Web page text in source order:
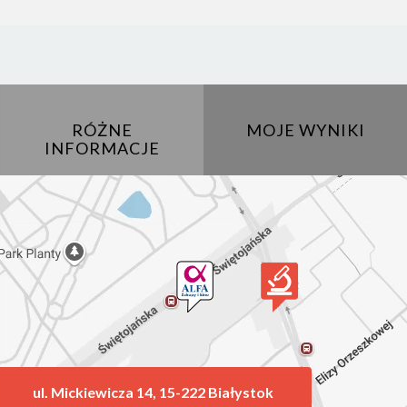
RÓŻNE
INFORMACJE
MOJE WYNIKI
ul. Mickiewicza 14, 15-222 Białystok